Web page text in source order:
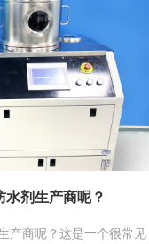
水剂生产商呢？
产商呢？这是一个很常见